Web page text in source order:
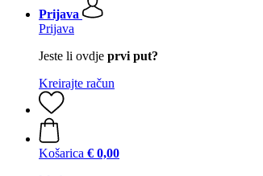
Prijava
Prijava
Jeste li ovdje prvi put?
Kreirajte račun
Košarica € 0,00